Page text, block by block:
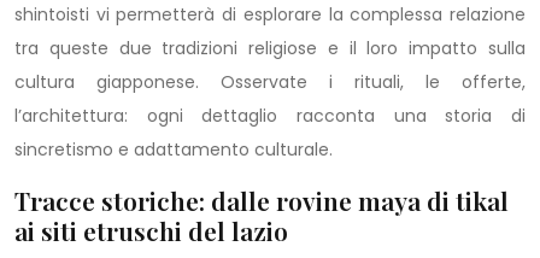
shintoisti vi permetterà di esplorare la complessa relazione
tra queste due tradizioni religiose e il loro impatto sulla
cultura giapponese. Osservate i rituali, le offerte,
l’architettura: ogni dettaglio racconta una storia di
sincretismo e adattamento culturale.
Tracce storiche: dalle rovine maya di tikal
ai siti etruschi del lazio